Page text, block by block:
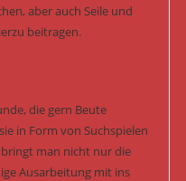
aber auch Seile und
beitragen.
die gern Beute
in Form von Suchspielen
man nicht nur die
Ausarbeitung mit ins